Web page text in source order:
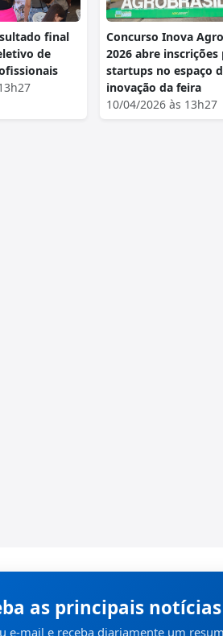
final
de
Concurso Inova
2026 abre inscrições
startups no espaço
inovação da feira
10/04/2026 às 13h27
as principais notícias
e-mail e receba diariamente um